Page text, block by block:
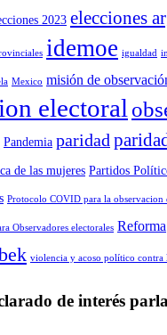
2023 elecciones
idemoe igualdad
Mexico misión de
electoral
Pandemia paridad
de las mujeres Partidos
Protocolo COVID para la observacion
Observadores electorales Reforma
violencia y acoso político contra
de interés